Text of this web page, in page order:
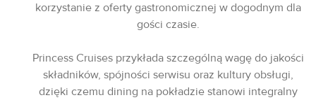
korzystanie z oferty gastronomicznej w dogodnym dla
gości czasie.
Princess Cruises przykłada szczególną wagę do jakości
składników, spójności serwisu oraz kultury obsługi,
dzięki czemu dining na pokładzie stanowi integralny